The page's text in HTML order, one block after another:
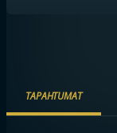
TAPAHTUMAT